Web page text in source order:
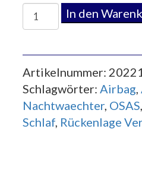
Nachtwaechter
-
für
Schlafweste
Menge
In den
Artikelnummer:
Schlagwörter: Airbag,
Nachtwaechter, OSAS
Schlaf, Rückenlage